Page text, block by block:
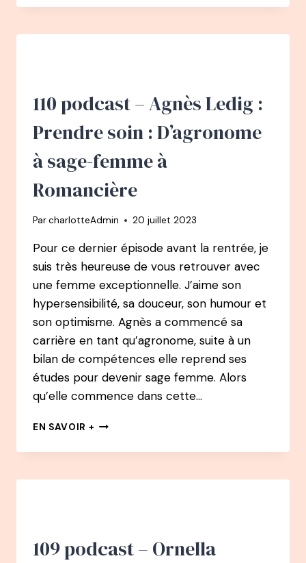
–
PERON
BONHEUR
VOUS
110 podcast – Agnès Ledig :
Prendre soin : D’agronome
à sage-femme à
Romancière
ParcharlotteAdmin 20 juillet 2023
Pour ce dernier épisode avant la rentrée, je
suis très heureuse de vous retrouver avec
une femme exceptionnelle. J’aime son
hypersensibilité, sa douceur, son humour et
son optimisme. Agnès a commencé sa
carrière en tant qu’agronome, suite à un
bilan de compétences elle reprend ses
études pour devenir sage femme. Alors
qu’elle commence dans cette…
EN SAVOIR + 110
–
LEDIG
D’AGRONOME
109 podcast – Ornella